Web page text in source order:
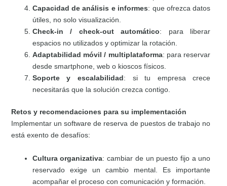
Capacidad de análisis e informes: que ofrezca datos
útiles, no solo visualización.
Check-in / check-out automático: para liberar
espacios no utilizados y optimizar la rotación.
Adaptabilidad móvil / multiplataforma: para reservar
desde smartphone, web o kioscos físicos.
Soporte y escalabilidad: si tu empresa crece
necesitarás que la solución crezca contigo.
Retos y recomendaciones para su implementación
Implementar un software de reserva de puestos de trabajo no
está exento de desafíos:
Cultura organizativa: cambiar de un puesto fijo a uno
reservado exige un cambio mental. Es importante
acompañar el proceso con comunicación y formación.